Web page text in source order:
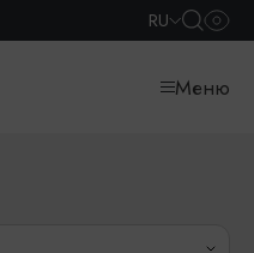
RU
Меню